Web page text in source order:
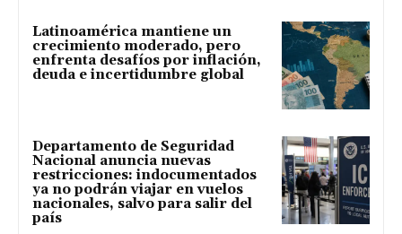
Latinoamérica mantiene un
crecimiento moderado, pero
enfrenta desafíos por inflación,
deuda e incertidumbre global
Departamento de Seguridad
Nacional anuncia nuevas
restricciones: indocumentados
ya no podrán viajar en vuelos
nacionales, salvo para salir del
país